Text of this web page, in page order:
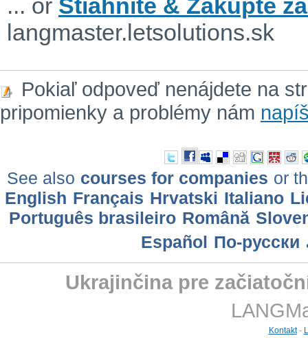
... or Stiahnite & Zakúpte
langmaster.letsolutions.sk
Pokiaľ odpoveď nenájdete na
pripomienky a problémy nám
See also courses for companies or
English Français Hrvatski Italiano
Português brasileiro Română
Еspañol По-русски
Ukrajinčina pre
Kontakt-